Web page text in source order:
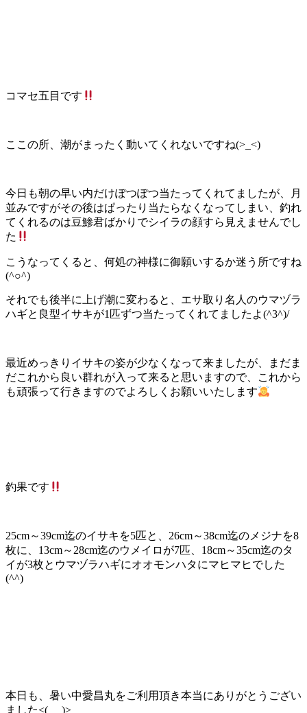
コマセ五目です
ここの所、潮がまったく動いてくれないですね(>_<)
今日も朝の早い内だけぽつぽつ当たってくれてましたが、月
並みですがその後はぱったり当たらなくなってしまい、釣れ
てくれるのは豆鯵君ばかりでシイラの顔すら見えませんでし
た
こうなってくると、何処の神様に御願いするか迷う所ですね
(^○^)
それでも後半に上げ潮に変わると、エサ取り名人のウマヅラ
ハギと良型イサキが1匹ずつ当たってくれてましたよ(^3^)/
最近めっきりイサキの姿が少なくなって来ましたが、まだま
だこれから良い群れが入って来ると思いますので、これから
も頑張って行きますのでよろしくお願いいたします
釣果です
25cm～39cm迄のイサキを5匹と、26cm～38cm迄のメジナを8
枚に、13cm～28cm迄のウメイロが7匹、18cm～35cm迄のタ
イが3枚とウマヅラハギにオオモンハタにマヒマヒでした
(^^)
本日も、暑い中愛昌丸をご利用頂き本当にありがとうござい
ました<(_ _)>